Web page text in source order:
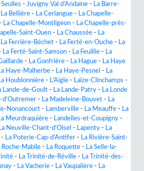
- Juvigny Val d'Andaine - La Barre-
La Bellière - La Cerlangue - La Chapelle-
La Chapelle-Montligeon - La Chapelle-près-
Saint-Ouen - La Chaussée - La
La Ferrière-Béchet - La Ferté-en-Ouche - La
La Ferté-Saint-Samson - La Feuillie - La
- La Gonfrière - La Hague - La Haye
Haye-Malherbe - La Haye-Pesnel - La
Houblonnière - L'Aigle - Laize-Clinchamps -
Lande-de-Goult - La Lande-Patry - La Londe
d'Outremer - La Madeleine-Bouvet - La
Nonancourt - Lamberville - La Meauffe - La
Meurdraquière - Landelles-et-Coupigny -
La Neuville-Chant-d'Oisel - Lapenty - La
- La Poterie-Cap-d'Antifer - La Rivière-Saint-
Roche-Mabile - La Roquette - La Selle-la-
- La Trinité-de-Réville - La Trinité-des-
- La Vacherie - La Vaupalière - La